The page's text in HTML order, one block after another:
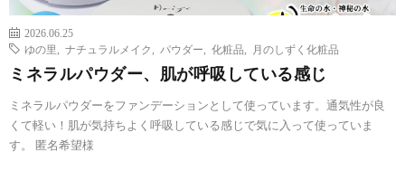
2026.06.25
ゆの里
ナチュラルメイク パウダー 化粧品 月のしずく化粧品
ミネラルパウダー、肌が呼吸している感じ
ミネラルパウダーをファンデーションとして使っています。通気性が良
くて軽い！肌が気持ちよく呼吸している感じで気に入って使っていま
す。 匿名希望様